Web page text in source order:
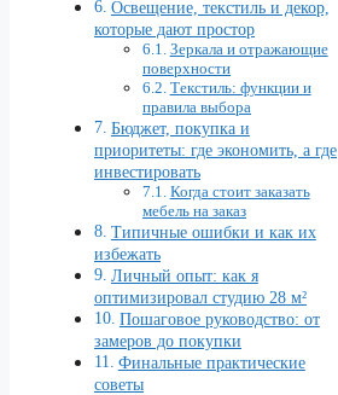
Освещение, текстиль и декор,
которые дают простор
Зеркала и отражающие
поверхности
Текстиль: функции и
правила выбора
Бюджет, покупка и
приоритеты: где экономить, а где
инвестировать
Когда стоит заказать
мебель на заказ
Типичные ошибки и как их
избежать
Личный опыт: как я
оптимизировал студию 28 м²
Пошаговое руководство: от
замеров до покупки
Финальные практические
советы